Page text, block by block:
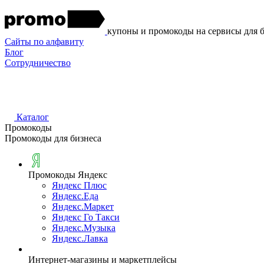
купоны и промокоды на сервисы для
Сайты по алфавиту
Блог
Сотрудничество
Каталог
Промокоды
Промокоды для бизнеса
Промокоды Яндекс
Яндекс Плюс
Яндекс.Еда
Яндекс.Маркет
Яндекс Го Такси
Яндекс.Музыка
Яндекс.Лавка
Интернет-магазины и маркетплейсы